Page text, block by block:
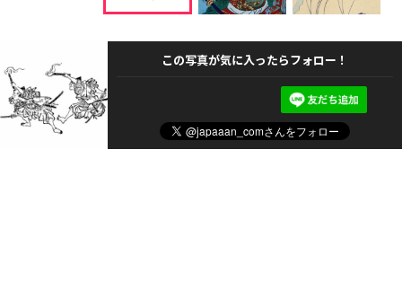
この写真が気に入ったらフォロー！